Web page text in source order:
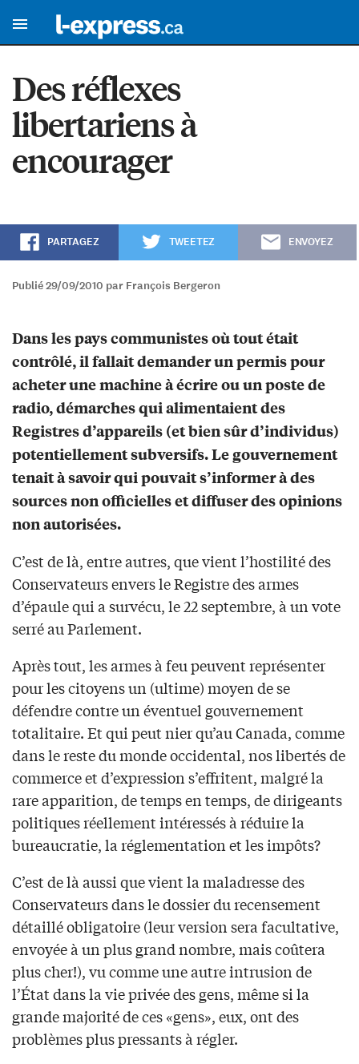
Des réflexes
libertariens à
encourager
PARTAGEZ TWEETEZ ENVOYEZ
Publié 29/09/2010 par François Bergeron
Dans les pays communistes où tout était
contrôlé, il fallait demander un permis pour
acheter une machine à écrire ou un poste de
radio, démarches qui alimentaient des
Registres d’appareils (et bien sûr d’individus)
potentiellement subversifs. Le gouvernement
tenait à savoir qui pouvait s’informer à des
sources non officielles et diffuser des opinions
non autorisées.
C’est de là, entre autres, que vient l’hostilité des
Conservateurs envers le Registre des armes
d’épaule qui a survécu, le 22 septembre, à un vote
serré au Parlement.
Après tout, les armes à feu peuvent représenter
pour les citoyens un (ultime) moyen de se
défendre contre un éventuel gouvernement
totalitaire. Et qui peut nier qu’au Canada, comme
dans le reste du monde occidental, nos libertés de
commerce et d’expression s’effritent, malgré la
rare apparition, de temps en temps, de dirigeants
politiques réellement intéressés à réduire la
bureaucratie, la réglementation et les impôts?
C’est de là aussi que vient la maladresse des
Conservateurs dans le dossier du recensement
détaillé obligatoire (leur version sera facultative,
envoyée à un plus grand nombre, mais coûtera
plus cher!), vu comme une autre intrusion de
l’État dans la vie privée des gens, même si la
grande majorité de ces «gens», eux, ont des
problèmes plus pressants à régler.